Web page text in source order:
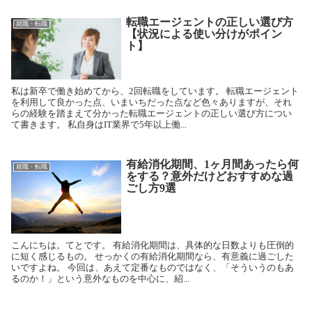
就職・転職
転職エージェントの正しい選び方
【状況による使い分けがポイン
ト】
私は新卒で働き始めてから、2回転職をしています。 転職エージェント
を利用して良かった点、いまいちだった点など色々ありますが、それ
らの経験を踏まえて分かった転職エージェントの正しい選び方につい
て書きます。 私自身はIT業界で5年以上働...
就職・転職
有給消化期間、1ヶ月間あったら何
をする？意外だけどおすすめな過
ごし方9選
こんにちは。てとです。 有給消化期間は、具体的な日数よりも圧倒的
に短く感じるもの。 せっかくの有給消化期間なら、有意義に過ごした
いですよね。 今回は、あえて定番なものではなく、「そういうのもあ
るのか！」という意外なものを中心に、紹...